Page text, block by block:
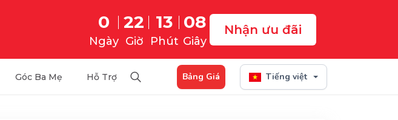
0
Ngày
22
Giờ
13
Phút
07
Giây
Nhận ưu đãi
Góc Ba Mẹ Hỗ Trợ Bảng Giá Tiếng việt